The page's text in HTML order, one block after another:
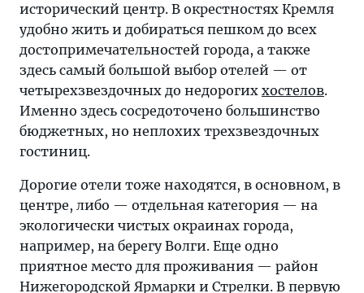
исторический центр. В окрестностях Кремля
удобно жить и добираться пешком до всех
достопримечательностей города, а также
здесь самый большой выбор отелей — от
четырехзвездочных до недорогих хостелов.
Именно здесь сосредоточено большинство
бюджетных, но неплохих трехзвездочных
гостиниц.
Дорогие отели тоже находятся, в основном, в
центре, либо — отдельная категория — на
экологически чистых окраинах города,
например, на берегу Волги. Еще одно
приятное место для проживания — район
Нижегородской Ярмарки и Стрелки. В первую